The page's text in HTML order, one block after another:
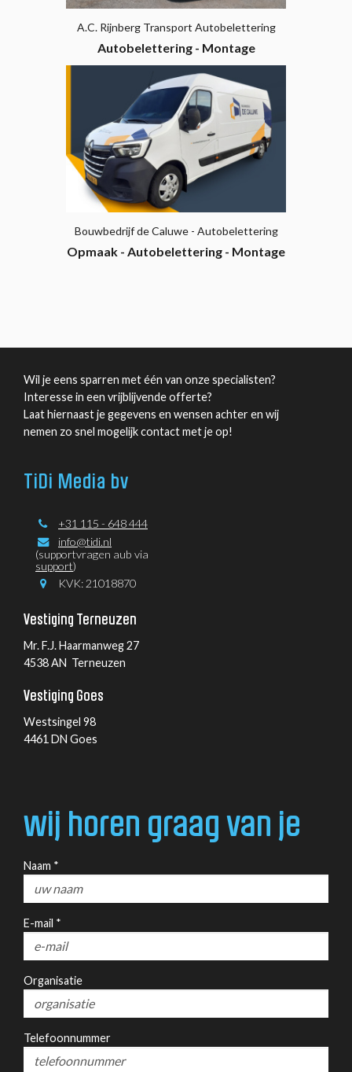
A.C. Rijnberg Transport Autobelettering
Autobelettering - Montage
Bouwbedrijf de Caluwe - Autobelettering
Opmaak - Autobelettering - Montage
Wil je eens sparren met één van onze specialisten?
Interesse in een vrijblijvende offerte?
Laat hiernaast je gegevens en wensen achter en wij
nemen zo snel mogelijk contact met je op!
TiDi Media bv
+31 115 - 648 444
info@tidi.nl
(supportvragen aub via
support)
KVK: 21018870
Vestiging Terneuzen
Mr. F.J. Haarmanweg 27
4538 AN Terneuzen
Vestiging Goes
Westsingel 98
4461 DN Goes
wij horen graag van je
Naam *
E-mail *
Organisatie
Telefoonnummer